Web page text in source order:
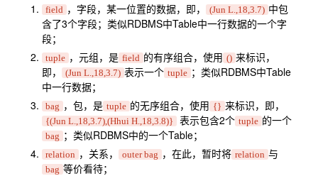
field ，字段，某一位置的数据，即， (Jun L.,18,3.7) 中包
含了3个字段；类似RDBMS中Table中一行数据的一个字
段；
tuple ，元组，是 field 的有序组合，使用 () 来标识，
即，
(Jun L.,18,3.7) 表示一个 tuple ；类似RDBMS中Table
中一行数据；
bag ，包，是 tuple 的无序组合，使用 {} 来标识，即，
{(Jun L.,18,3.7),(Hhui H.,18,3.8)} 表示包含2个 tuple 的一个
bag ；类似RDBMS中的一个Table；
relation ，关系， outer bag ，在此，暂时将 relation 与
bag 等价看待；